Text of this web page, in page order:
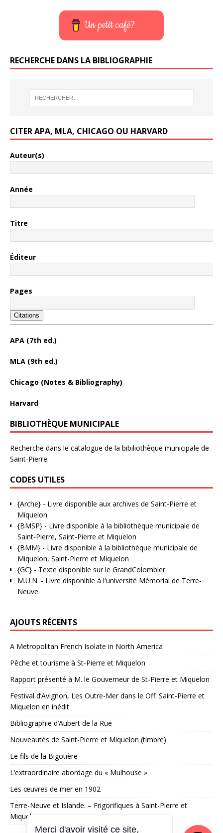
Un petit café?
RECHERCHE DANS LA BIBLIOGRAPHIE
CITER APA, MLA, CHICAGO OU HARVARD
Auteur(s)
Année
Titre
Éditeur
Pages
Citations
APA (7th ed.)
MLA (9th ed.)
Chicago (Notes & Bibliography)
Harvard
BIBLIOTHÈQUE MUNICIPALE
Recherche dans le catalogue de la bibiliothèque municipale de
Saint-Pierre.
CODES UTILES
{Arche} - Livre disponible aux archives de Saint-Pierre et
Miquelon
{BMSP} - Livre disponible à la bibliothèque municipale de
Saint-Pierre, Saint-Pierre et Miquelon
{BMM} - Livre disponible à la bibliothèque municipale de
Miquelon, Saint-Pierre et Miquelon
{GC} - Texte disponible sur le GrandColombier
M.U.N. - Livre disponible à l'université Mémorial de Terre-
Neuve.
AJOUTS RÉCENTS
A Metropolitan French Isolate in North America
Pêche et tourisme à St-Pierre et Miquelon
Rapport présenté à M. le Gouverneur de St-Pierre et Miquelon
Festival d’Avignon, Les Outre-Mer dans le Off: Saint-Pierre et
Miquelon en inédit
Bibliographie d’Aubert de la Rüe
Nouveautés de Saint-Pierre et Miquelon (timbre)
Le fils de la Bigotière
L’extraordinaire abordage du « Mulhouse »
Les œuvres de mer en 1902
Terre-Neuve et Islande. – Frigorifiques à Saint-Pierre et
Miquelon
Merci d'avoir visité ce site,